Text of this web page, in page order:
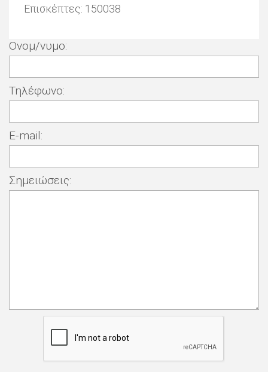
Επισκέπτες: 150038
Ονομ/νυμο:
Τηλέφωνο:
E-mail:
Σημειώσεις: